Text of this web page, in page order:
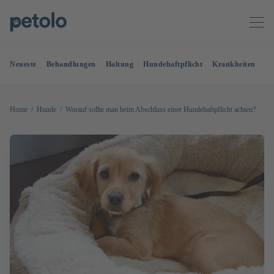
Neueste Behandlungen Haltung Hundehaftpflicht Krankheiten
Home Hunde Worauf sollte man beim Abschluss einer Hundehaftpflicht achten?